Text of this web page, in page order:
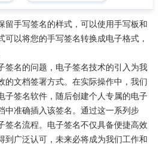
留手写签名的样式，可以使用手写板和
以将您的手写签名转换成电子格式，
签名的问题，电子签名技术的引入为我
的文档签署方式。在实际操作中，我们
子签名软件，随后创建个人专属的电子
中准确插入该签名。通过这一系列步
签名流程。电子签名不仅具备便捷高效
到广泛认可，未来必将成为我们工作和